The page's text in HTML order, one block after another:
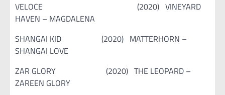
VELOCE (2020) VINEYARD
HAVEN – MAGDALENA
SHANGAI KID (2020) MATTERHORN –
SHANGAI LOVE
ZAR GLORY (2020) THE LEOPARD –
ZAREEN GLORY